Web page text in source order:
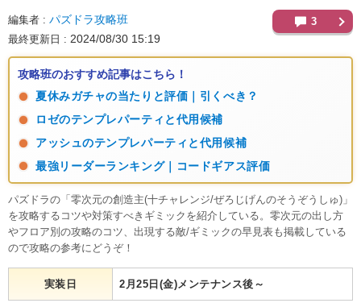
編集者 パズドラ攻略班
最終更新日 2024/08/30 15:19
3
攻略班のおすすめ記事はこちら！
夏休みガチャの当たりと評価｜引くべき？
ロゼのテンプレパーティと代用候補
アッシュのテンプレパーティと代用候補
最強リーダーランキング｜コードギアス評価
パズドラの「零次元の創造主(十チャレンジ/ぜろじげんのそうぞうしゅ)」
を攻略するコツや対策すべきギミックを紹介している。零次元の出し方
やフロア別の攻略のコツ、出現する敵/ギミックの早見表も掲載している
ので攻略の参考にどうぞ！
実装日 2月25日(金)メンテナンス後～